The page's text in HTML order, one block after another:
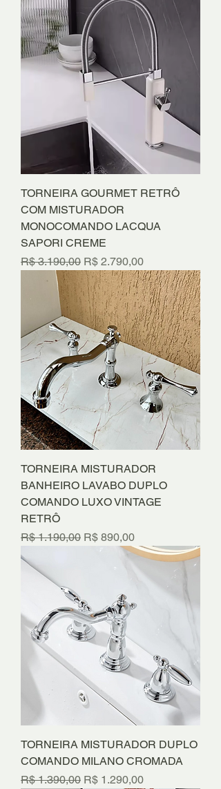
TORNEIRA GOURMET RETRÔ
COM MISTURADOR
MONOCOMANDO LACQUA
SAPORI CREME
Preço normal
R$ 3.190,00 Preço promocional
R$ 2.790,00
TORNEIRA MISTURADOR
BANHEIRO LAVABO DUPLO
COMANDO LUXO VINTAGE
RETRÔ
Preço normal
R$ 1.190,00 Preço promocional
R$ 890,00
TORNEIRA MISTURADOR DUPLO
COMANDO MILANO CROMADA
Preço normal
R$ 1.390,00 Preço promocional
R$ 1.290,00